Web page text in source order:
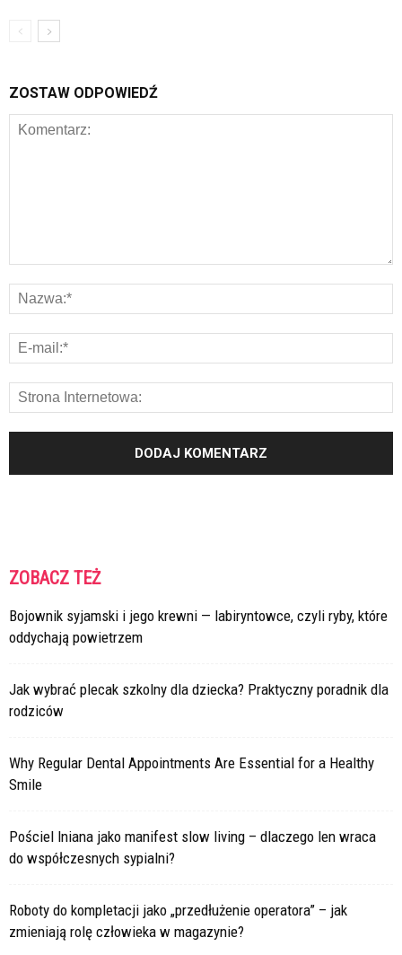
ZOSTAW ODPOWIEDŹ
ZOBACZ TEŻ
Bojownik syjamski i jego krewni — labiryntowce, czyli ryby, które
oddychają powietrzem
Jak wybrać plecak szkolny dla dziecka? Praktyczny poradnik dla
rodziców
Why Regular Dental Appointments Are Essential for a Healthy
Smile
Pościel lniana jako manifest slow living – dlaczego len wraca
do współczesnych sypialni?
Roboty do kompletacji jako „przedłużenie operatora” – jak
zmieniają rolę człowieka w magazynie?